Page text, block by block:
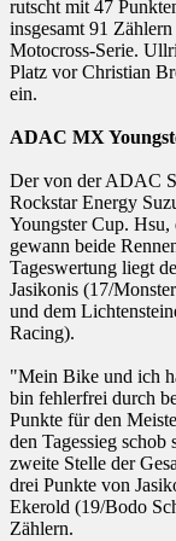
rutscht mit 47
insgesamt 91
Motocross-Serie.
Platz vor Christian
ein.
ADAC MX
Der von der ADAC
Rockstar Energy
Youngster Cup. Hsu,
gewann beide
Tageswertung liegt
Jasikonis (17/
und dem
Racing).
"Mein Bike und ich
bin fehlerfrei durch
Punkte für den
den Tagessieg
zweite Stelle der
drei Punkte von
Ekerold (19/Bodo
Zählern.